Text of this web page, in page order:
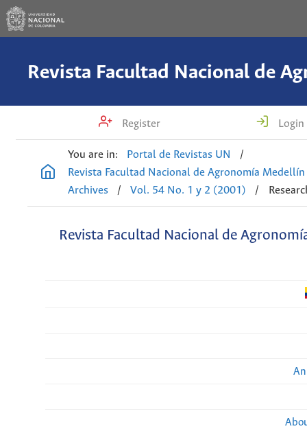
Register Login
You are in: Portal de Revistas UN
/
Revista Facultad Nacional de Agronomía Medellín
Archives
/ Vol. 54 No. 1 y 2 (2001) /
Revista Facultad Nacional de